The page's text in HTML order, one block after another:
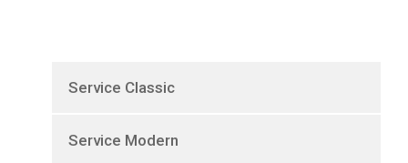
Service Classic
Service Modern